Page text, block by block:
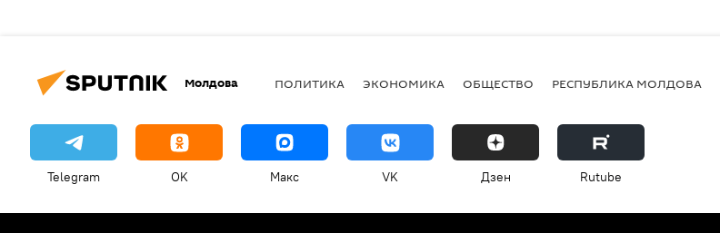
Молдова ПОЛИТИКА ЭКОНОМИКА ОБЩЕСТВО РЕСПУБЛИКА МОЛДОВА
Telegram OK Макс VK Дзен Rutube